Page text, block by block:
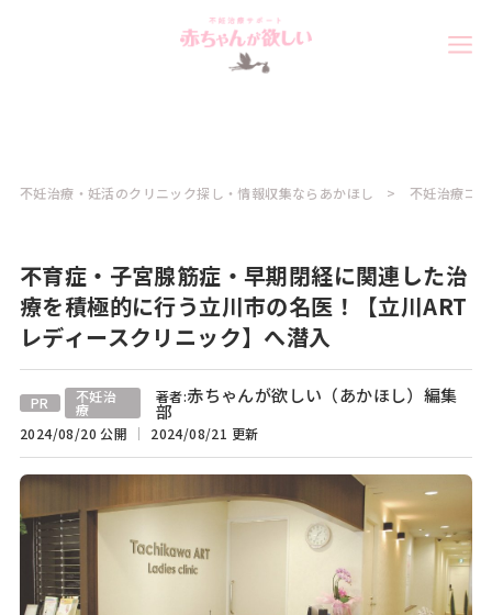
不妊治療・妊活のクリニック探し・情報収集ならあかほし 不妊治療コ
不育症・子宮腺筋症・早期閉経に関連した治
療を積極的に行う立川市の名医！【立川ART
レディースクリニック】へ潜入
PR 不妊治
療
著者:赤ちゃんが欲しい（あかほし）編集
部
2024/08/20 公開 2024/08/21 更新